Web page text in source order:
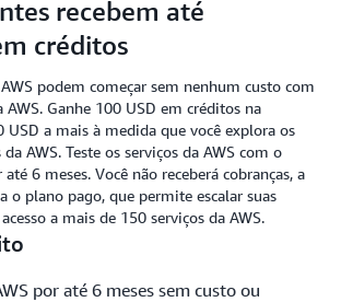
recebem até
créditos
podem começar sem nenhum custo com
Ganhe 100 USD em créditos na
USD a mais à medida que você explora os
AWS. Teste os serviços da AWS com o
6 meses. Você não receberá cobranças, a
o plano pago, que permite escalar suas
a mais de 150 serviços da AWS.
por até 6 meses sem custo ou